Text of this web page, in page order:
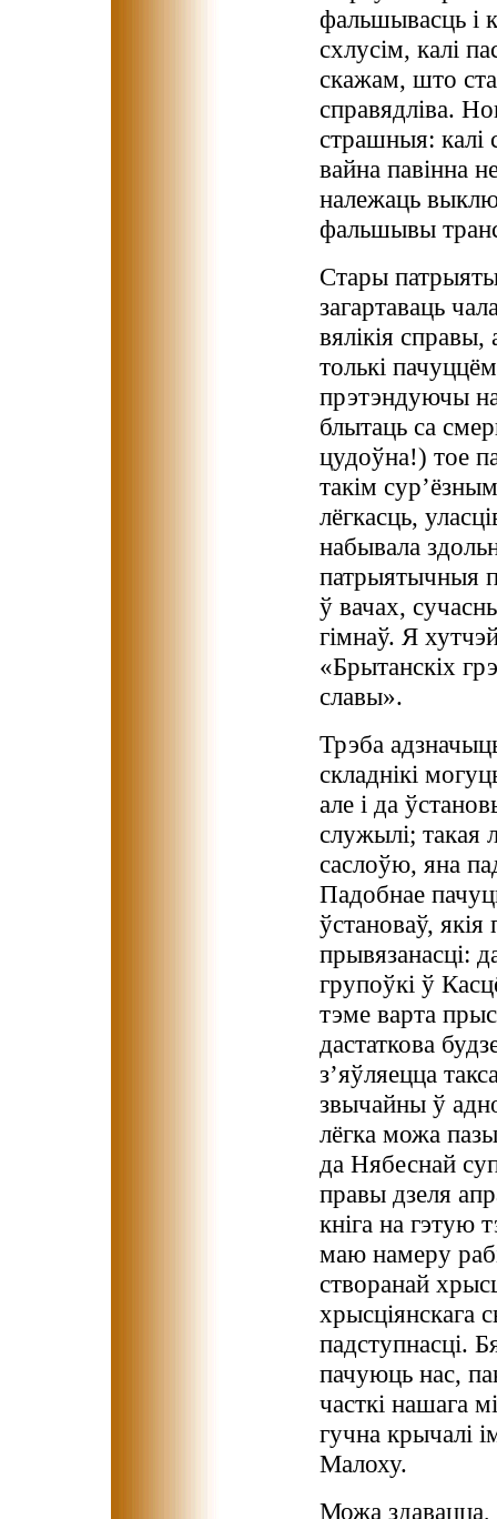
фальшывасць і
схлусім, калі
скажам, што
справядліва.
страшныя: калі
вайна павінна
належаць
фальшывы
Стары
загартаваць
вялікія
толькі
прэтэндуючы
блытаць са
цудоўна!) тое
такім
лёгкасць,
набывала
патрыятычныя
ў вачах,
гімнаў. Я
«Брытанскіх
славы».
Трэба
складнікі
але і да
служылі; такая
саслоўю, яна
Падобнае
ўстановаў,
прывязанасці:
групоўкі ў
тэме варта
дастаткова
з’яўляецца
звычайны ў
лёгка можа
да Нябеснай
правы дзеля
кніга на гэтую
маю намеру
створанай
хрысціянскага
падступнасці.
пачуюць нас,
часткі нашага
гучна крычалі
Малоху.
Можа здавацца,